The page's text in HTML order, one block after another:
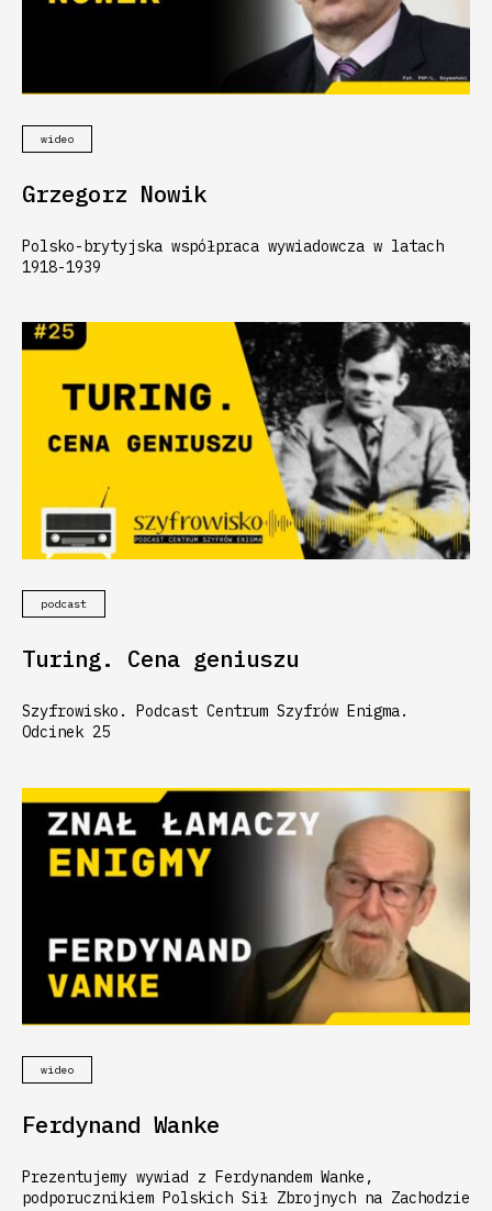
wideo
Grzegorz Nowik
Polsko-brytyjska współpraca wywiadowcza w latach
1918-1939
podcast
Turing. Cena geniuszu
Szyfrowisko. Podcast Centrum Szyfrów Enigma.
Odcinek 25
wideo
Ferdynand Wanke
Prezentujemy wywiad z Ferdynandem Wanke,
podporucznikiem Polskich Sił Zbrojnych na Zachodzie